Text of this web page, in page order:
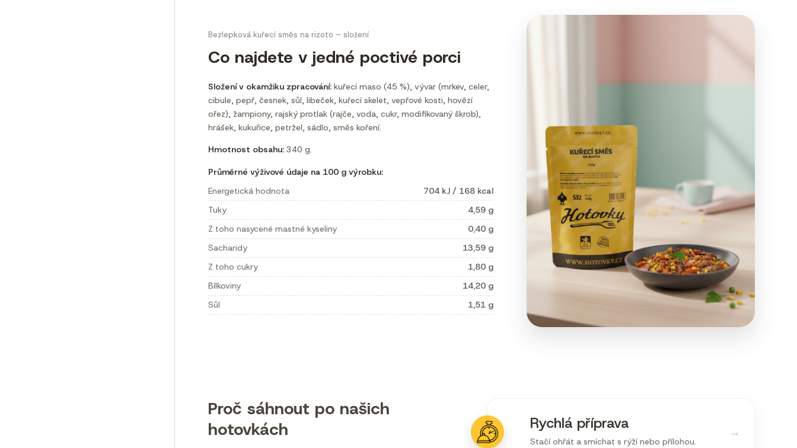
Bezlepková kuřecí směs na rizoto – složení
Co najdete v jedné poctivé porci
Složení v okamžiku zpracování: kuřecí maso (45 %), vývar (mrkev, celer,
cibule, pepř, česnek, sůl, libeček, kuřecí skelet, vepřové kosti, hovězí
ořez), žampiony, rajský protlak (rajče, voda, cukr, modifikovaný škrob),
hrášek, kukuřice, petržel, sádlo, směs koření.
Hmotnost obsahu: 340 g.
Průměrné výživové údaje na 100 g výrobku:
Energetická hodnota
704 kJ / 168 kcal
Tuky
4,59 g
Z toho nasycené mastné kyseliny
0,40 g
Sacharidy
13,59 g
Z toho cukry
1,80 g
Bílkoviny
14,20 g
Sůl
1,51 g
Proč sáhnout po našich
hotovkách
→
Rychlá příprava
Stačí ohřát a smíchat s rýží nebo přílohou.